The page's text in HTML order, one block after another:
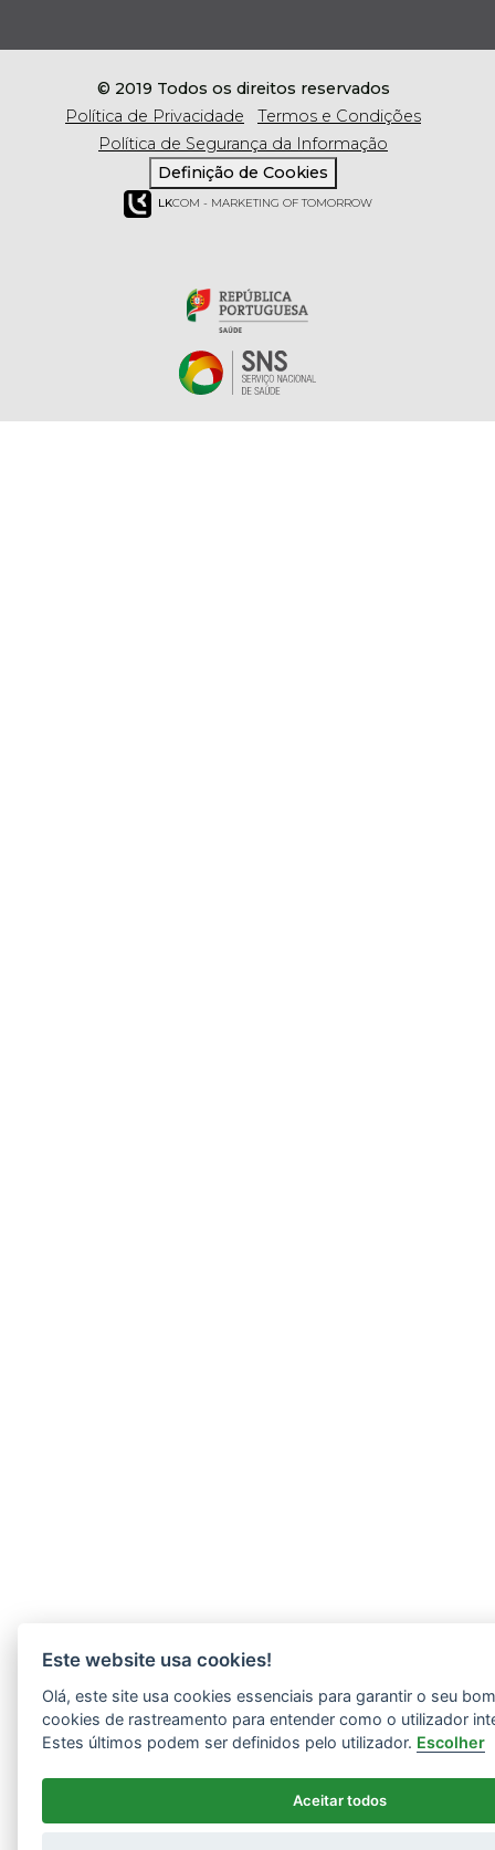
© 2019 Todos os direitos reservados
Política de Privacidade
Termos e Condições
Política de Segurança da Informação
Definição de Cookies
LKCOM - MARKETING OF TOMORROW
Este website usa cookies!
Olá, este site usa cookies essenciais para garantir o seu
cookies de rastreamento para entender como o utilizador
Estes últimos podem ser definidos pelo utilizador. Escolher
Aceitar todos